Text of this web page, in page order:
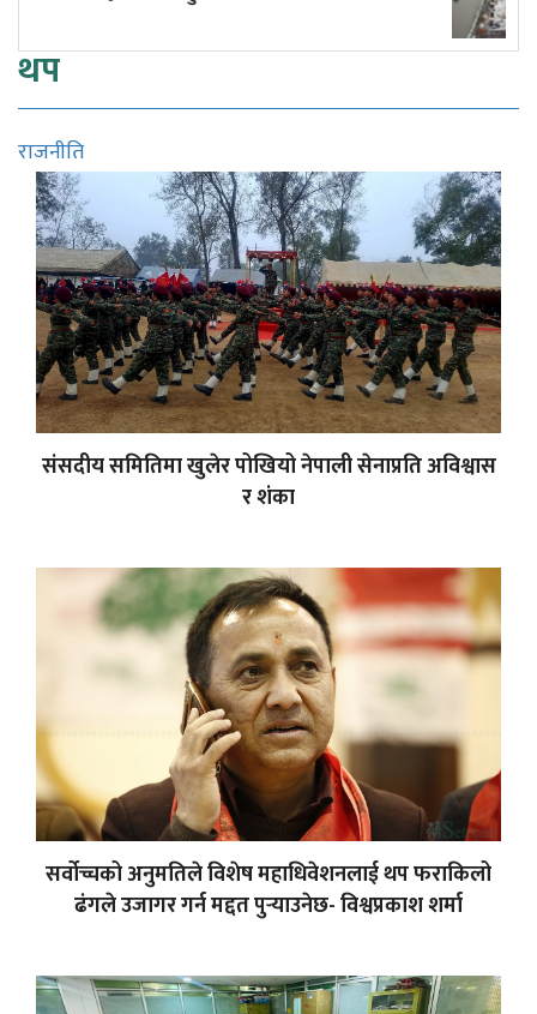
थप
राजनीति
संसदीय समितिमा खुलेर पोखियो नेपाली सेनाप्रति अविश्वास
र शंका
सर्वोच्चको अनुमतिले विशेष महाधिवेशनलाई थप फराकिलो
ढंगले उजागर गर्न मद्दत पुर्‍याउनेछ- विश्वप्रकाश शर्मा